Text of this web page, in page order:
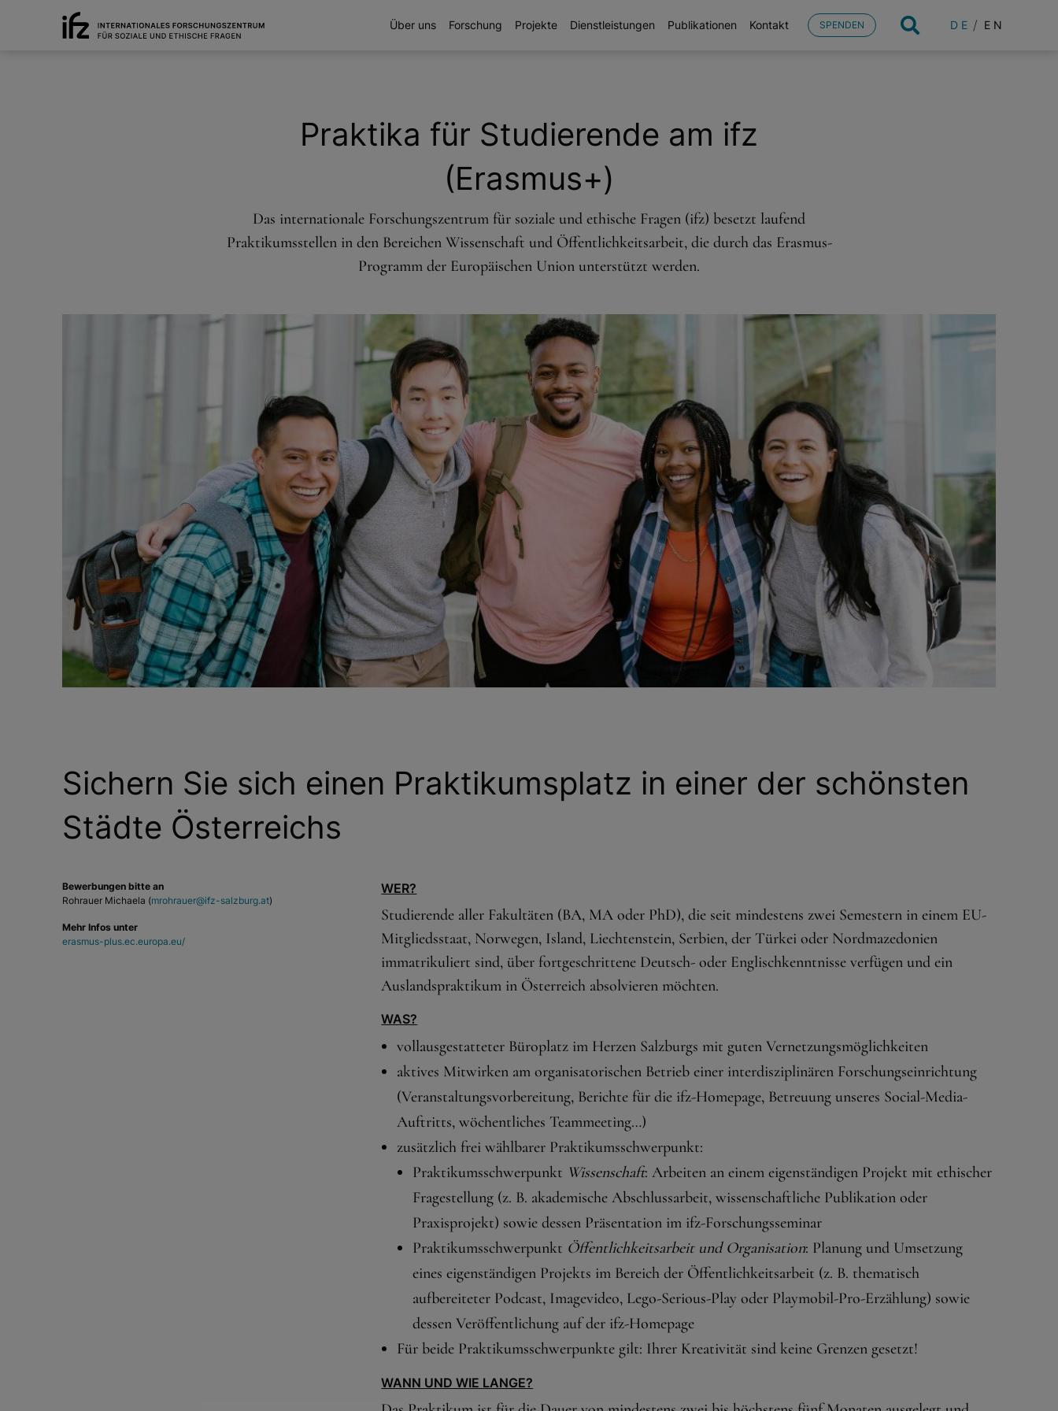
Über uns Forschung Projekte Dienstleistungen Publikationen Kontakt SPENDEN DE EN
Praktika für Studieren­de am ifz
(Erasmus+)
Das internationale Forschungszentrum für soziale und ethische Fragen (ifz) besetzt laufend
Praktikumsstellen in den Bereichen Wissenschaft und Öffentlichkeitsarbeit, die durch das Erasmus-
Programm der Europäischen Union unterstützt werden.
Sichern Sie sich einen Praktikumsplatz in einer der schönsten
Städte Österreichs
WER?
Studierende aller Fakultäten (BA, MA oder PhD), die seit mindestens zwei Semestern in einem EU-
Mitgliedsstaat, Norwegen, Island, Liechtenstein, Serbien, der Türkei oder Nordmazedonien
immatrikuliert sind, über fortgeschrittene Deutsch- oder Englischkenntnisse verfügen und ein
Auslandspraktikum in Österreich absolvieren möchten.
WAS?
vollausgestatteter Büroplatz im Herzen Salzburgs mit guten Vernetzungsmöglichkeiten
aktives Mitwirken am organisatorischen Betrieb einer interdisziplinären Forschungseinrichtung
(Veranstaltungsvorbereitung, Berichte für die ifz-Homepage, Betreuung unseres Social-Media-
Auftritts, wöchentliches Teammeeting…)
zusätzlich frei wählbarer Praktikumsschwerpunkt:
Praktikumsschwerpunkt Wissenschaft: Arbeiten an einem eigenständigen Projekt mit ethischer
Fragestellung (z. B. akademische Abschlussarbeit, wissenschaftliche Publikation oder
Praxisprojekt) sowie dessen Präsentation im ifz-Forschungsseminar
Praktikumsschwerpunkt Öffentlichkeitsarbeit und Organisation: Planung und Umsetzung
eines eigenständigen Projekts im Bereich der Öffentlichkeitsarbeit (z. B. thematisch
aufbereiteter Podcast, Imagevideo, Lego-Serious-Play oder Playmobil-Pro-Erzählung) sowie
dessen Veröffentlichung auf der ifz-Homepage
Für beide Praktikumsschwerpunkte gilt: Ihrer Kreativität sind keine Grenzen gesetzt!
WANN UND WIE LANGE?
Bewerbungen bitte an
Rohrauer Michaela (mrohrauer@ifz-salzburg.at)
Mehr Infos unter
erasmus-plus.ec.europa.eu/